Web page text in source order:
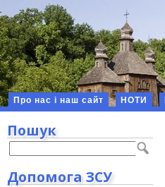
Про нас і наш сайт НОТИ
Пошук
Допомога ЗСУ